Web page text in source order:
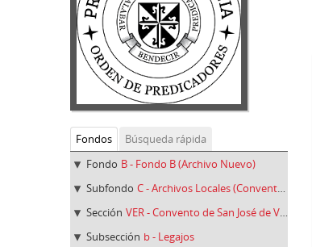
Fondos
Búsqueda rápida
Fondo B - Fondo B (Archivo Nuevo)
Subfondo C - Archivos Locales (Conventos y Casas)
Sección VER - Convento de San José de Vergara (Guipúzcoa)
Subsección b - Legajos